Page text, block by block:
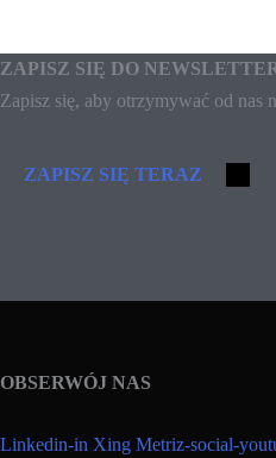
ZAPISZ SIĘ DO
Zapisz się, aby otrzymywać od nas
ZAPISZ SIĘ TERAZ
OBSERWÓJ NAS
Linkedin-in Xing Metriz-social-